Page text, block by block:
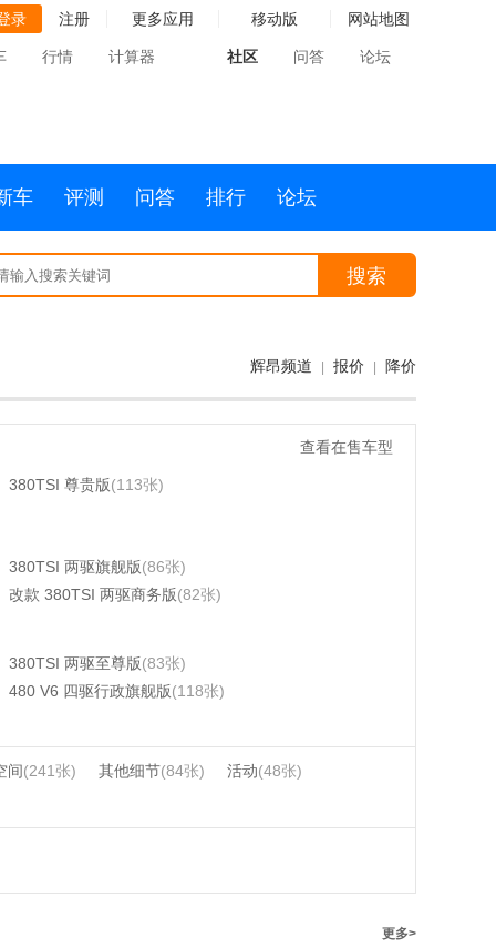
录 注册 更多应用 移动版 网站地图
行情 计算器 社区 问答 论坛
车 评测 问答 排行 论坛
搜索
辉昂频道 报价 降价
查看在售车型
380TSI 尊贵版(113张)
380TSI 两驱旗舰版(86张)
改款 380TSI 两驱商务版(82张)
380TSI 两驱至尊版(83张)
480 V6 四驱行政旗舰版(118张)
间(241张) 其他细节(84张) 活动(48张)
更多>